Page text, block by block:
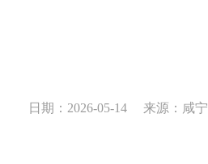
日期：2026-05-14 来源：咸